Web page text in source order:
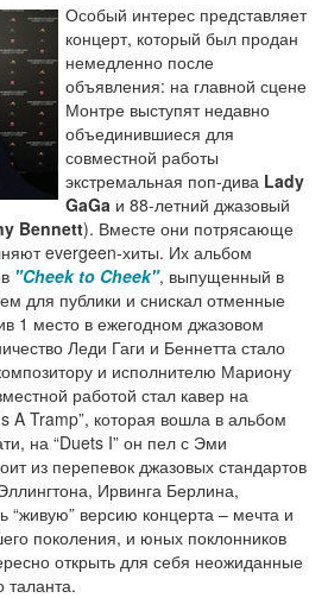
Особый интерес представляет
концерт, который был продан
немедленно после
объявления: на главной сцене
Монтре выступят недавно
объединившиеся для
совместной работы
экстремальная поп-дива Lady
GaGa и 88-летний джазовый
Bennett). Вместе они потрясающе
evergeen-хиты. Их альбом
"Cheek to Cheek", выпущенный в
для публики и снискал отменные
1 место в ежегодном джазовом
Леди Гаги и Беннетта стало
и исполнителю Мариону
работой стал кавер на
A Tramp”, которая вошла в альбом
на “Duets I” он пел с Эми
из перепевок джазовых стандартов
Ирвинга Берлина,
“живую” версию концерта – мечта и
поколения, и юных поклонников
открыть для себя неожиданные
таланта.